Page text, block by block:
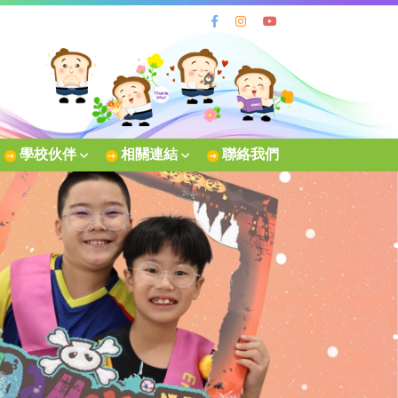
學校伙伴 相關連結 聯絡我們